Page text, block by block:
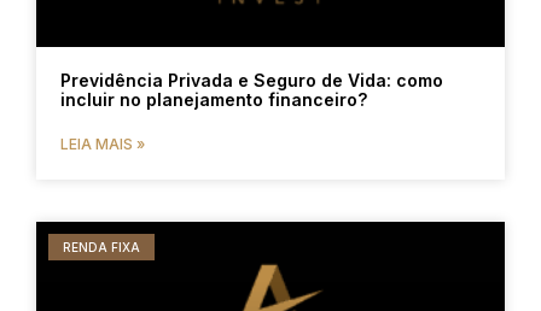
Previdência Privada e Seguro de Vida: como
incluir no planejamento financeiro?
LEIA MAIS »
RENDA FIXA